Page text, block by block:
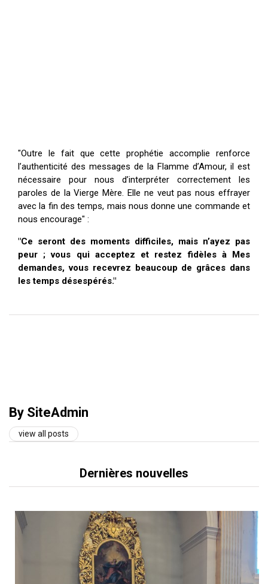
"Outre le fait que cette prophétie accomplie renforce
l’authenticité des messages de la Flamme d’Amour, il est
nécessaire pour nous d’interpréter correctement les
paroles de la Vierge Mère. Elle ne veut pas nous effrayer
avec la fin des temps, mais nous donne une commande et
nous encourage" :
"Ce seront des moments difficiles, mais n’ayez pas
peur ; vous qui acceptez et restez fidèles à Mes
demandes, vous recevrez beaucoup de grâces dans
les temps désespérés."
By SiteAdmin
view all posts
Dernières nouvelles